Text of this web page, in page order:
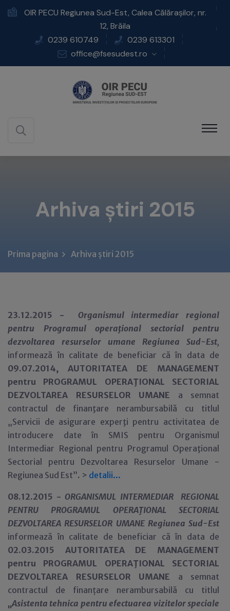
OIR PECU Regiunea Sud-Est, Calea Călărașilor, nr.
12, Brăila
0239 610749
0239 613301
office@fsesudest.ro
Arhiva știri 2015
Prima pagina Arhiva știri 2015
23.12.2015 -
Organismul intermediar regional
pentru Programul operaţional sectorial pentru
dezvoltarea resurselor umane Regiunea Sud-Est,
informează în calitate de beneficiar că în data de
09.07.2014,
AUTORITATEA DE MANAGEMENT
pentru PROGRAMUL OPERAŢIONAL SECTORIAL
DEZVOLTAREA RESURSELOR UMANE a semnat
contractul de finanţare nerambursabilă cu titlul
„Servicii de asigurare experţi pentru activitatea de
introducere date în SMIS pentru Organismul
Intermediar Regional pentru Programul Operaţional
Sectorial pentru Dezvoltarea Resurselor Umane -
Regiunea Sud Est”. > detalii...
08.12.2015 - ORGANISMUL INTERMEDIAR REGIONAL
PENTRU PROGRAMUL OPERAŢIONAL SECTORIAL
DEZVOLTAREA RESURSELOR UMANE Regiunea Sud-Est
informează în calitate de beneficiar că în data de
02.03.2015
AUTORITATEA DE MANAGEMENT
pentru PROGRAMUL OPERAŢIONAL SECTORIAL
DEZVOLTAREA RESURSELOR UMANE a semnat
contractul de finanțare nerambursabilă cu titlul
„Asistenta tehnica pentru efectuarea vizitelor speciale